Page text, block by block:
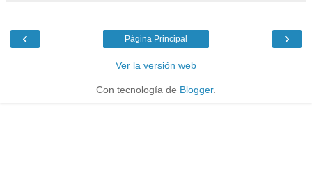
‹ ›
Página Principal
Ver la versión web
Con tecnología de Blogger.